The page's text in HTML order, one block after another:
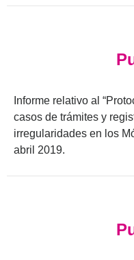
Informe relativo al
casos de trámites y
irregularidades en los
abril 2019.